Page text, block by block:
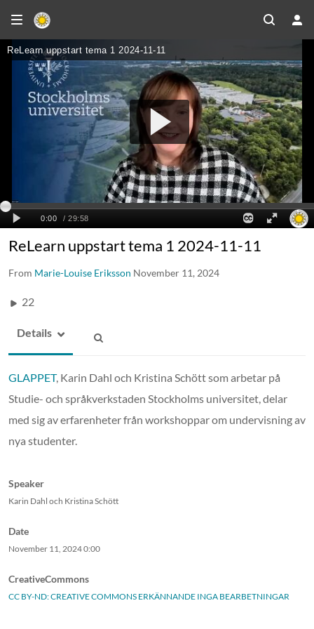
ReLearn uppstart tema 1 2024-11-11
From Marie-Louise Eriksson November 11, 2024
22
Details
GLAPPET, Karin Dahl och Kristina Schött som arbetar på
Studie- och språkverkstaden Stockholms universitet, delar
med sig av erfarenheter från workshoppar om undervisning av
nya studenter.
Speaker
Karin Dahl och Kristina Schött
Date
November 11, 20240:00
CreativeCommons
CC BY-ND: CREATIVE COMMONS ERKÄNNANDE INGA BEARBETNINGAR